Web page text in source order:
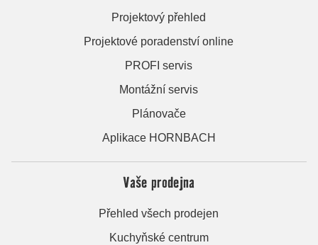
Projektový přehled
Projektové poradenství online
PROFI servis
Montážní servis
Plánovače
Aplikace HORNBACH
Vaše prodejna
Přehled všech prodejen
Kuchyňské centrum